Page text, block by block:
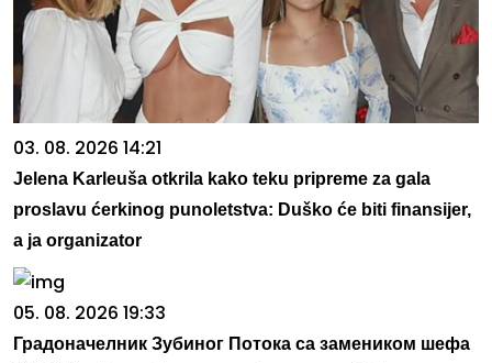
03. 08. 2026 14:21
Jelena Karleuša otkrila kako teku pripreme za gala
proslavu ćerkinog punoletstva: Duško će biti finansijer,
a ja organizator
05. 08. 2026 19:33
Градоначелник Зубиног Потока са замеником шефа